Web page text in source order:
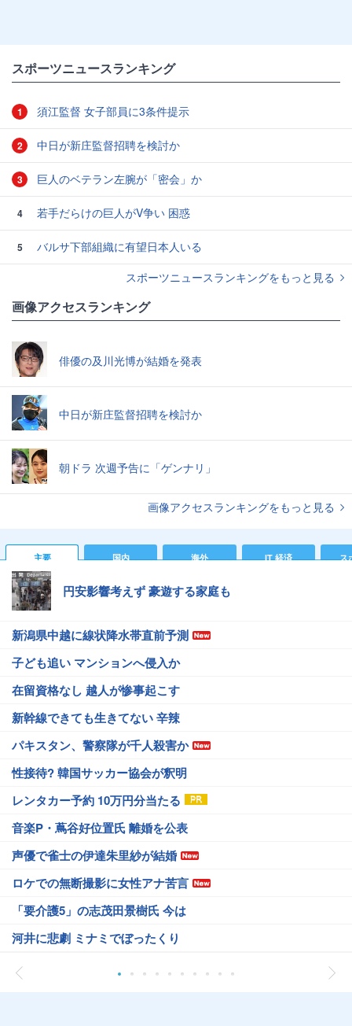
スポーツニュースランキング
1 須江監督 女子部員に3条件提示
2 中日が新庄監督招聘を検討か
3 巨人のベテラン左腕が「密会」か
4 若手だらけの巨人がV争い 困惑
5
バルサ下部組織に有望日本人いる
スポーツニュースランキングをもっと見る
画像アクセスランキング
俳優の及川光博が結婚を発表
中日が新庄監督招聘を検討か
朝ドラ 次週予告に「ゲンナリ」
画像アクセスランキングをもっと見る
主要 国内 海外 IT 経済 ス
円安影響考えず 豪遊する家庭も
新潟県中越に線状降水帯直前予測
子ども追い マンションへ侵入か
在留資格なし 越人が惨事起こす
新幹線できても生きてない 辛辣
パキスタン、警察隊が千人殺害か
性接待? 韓国サッカー協会が釈明
レンタカー予約 10万円分当たる
音楽P・蔦谷好位置氏 離婚を公表
声優で雀士の伊達朱里紗が結婚
ロケでの無断撮影に女性アナ苦言
「要介護5」の志茂田景樹氏 今は
河井に悲劇 ミナミでぼったくり